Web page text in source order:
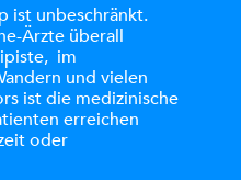
ist unbeschränkt.
Ärzte überall
im
und vielen
ist die medizinische
erreichen
oder